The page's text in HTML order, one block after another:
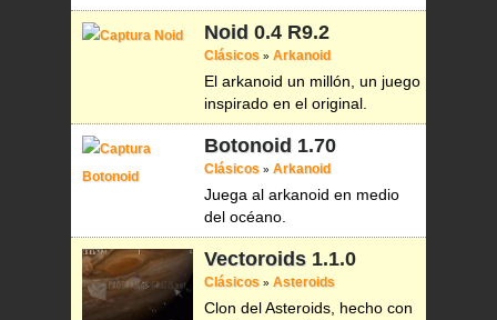
Noid 0.4 R9.2
Clásicos » Arkanoid
El arkanoid un millón, un juego
inspirado en el original.
Botonoid 1.70
Clásicos » Arkanoid
Juega al arkanoid en medio
del océano.
Vectoroids 1.1.0
Clásicos » Asteroids
Clon del Asteroids, hecho con